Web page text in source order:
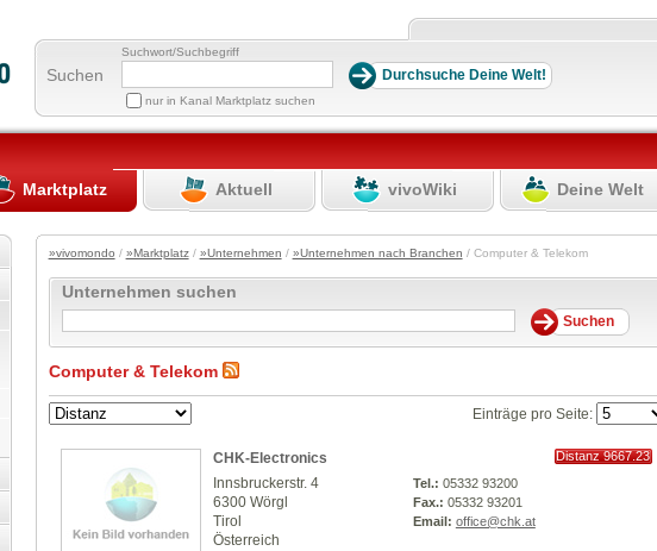
Suchen
Suchwort/Suchbegriff
nur in Kanal Marktplatz suchen
Marktplatz Aktuell vivoWiki Deine Welt
»vivomondo / »Marktplatz/ »Unternehmen / »Unternehmen nach Branchen / Computer & Telekom
Unternehmen suchen
Computer & Telekom
Einträge pro Seite:
CHK-Electronics
Distanz 9667.23
Innsbruckerstr. 4
6300 Wörgl
Tirol
Österreich
Tel.: 05332 93200
Fax.: 05332 93201
Email: office@chk.at